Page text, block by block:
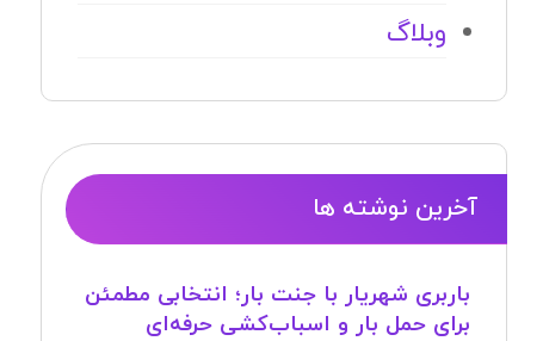
وبلاگ
آخرین نوشته ها
باربری شهریار با جنت بار؛ انتخابی مطمئن
برای حمل بار و اسباب‌کشی حرفه‌ای